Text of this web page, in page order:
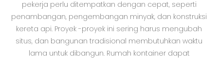
pekerja perlu ditempatkan dengan cepat, seperti
penambangan, pengembangan minyak, dan konstruksi
kereta api. Proyek -proyek ini sering harus mengubah
situs, dan bangunan tradisional membutuhkan waktu
lama untuk dibangun. Rumah kontainer dapat